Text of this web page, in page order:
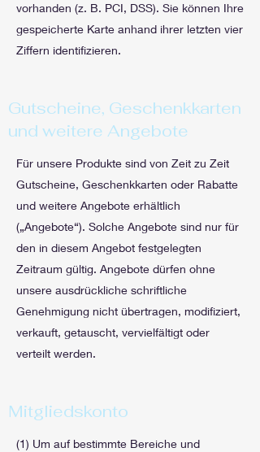
vorhanden (z. B. PCI, DSS). Sie können Ihre
gespeicherte Karte anhand ihrer letzten vier
Ziffern identifizieren.
Gutscheine, Geschenkkarten
und weitere Angebote
Für unsere Produkte sind von Zeit zu Zeit
Gutscheine, Geschenkkarten oder Rabatte
und weitere Angebote erhältlich
(„Angebote“). Solche Angebote sind nur für
den in diesem Angebot festgelegten
Zeitraum gültig. Angebote dürfen ohne
unsere ausdrückliche schriftliche
Genehmigung nicht übertragen, modifiziert,
verkauft, getauscht, vervielfältigt oder
verteilt werden.
Mitgliedskonto
(1) Um auf bestimmte Bereiche und